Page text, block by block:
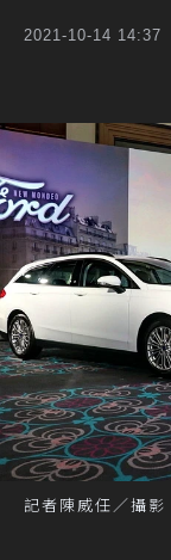
2021-10-14 14:37
記者陳威任／攝影